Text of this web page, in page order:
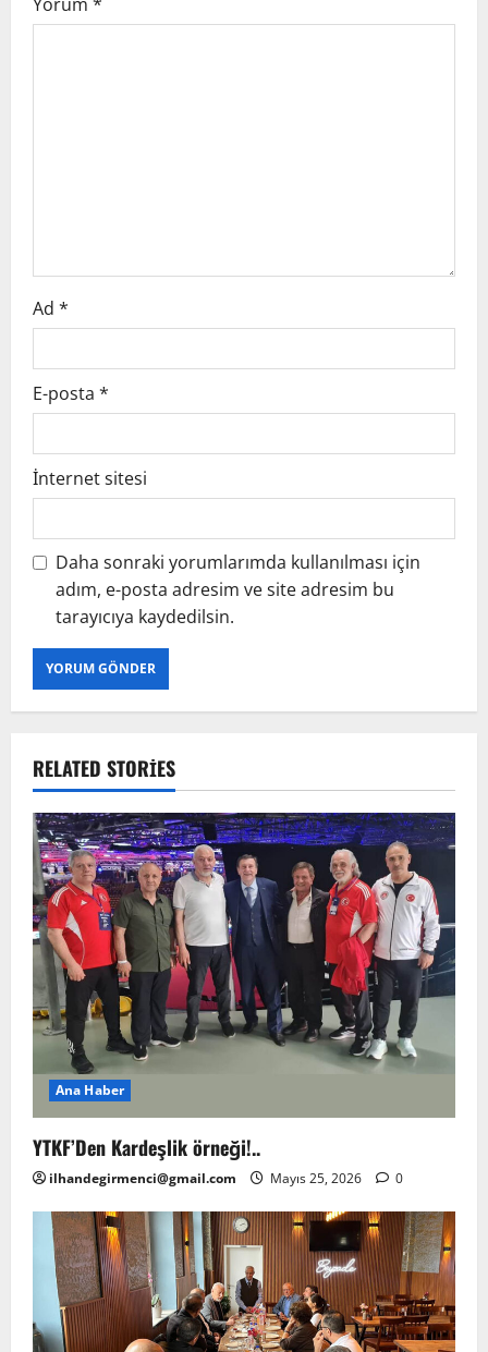
n
Ad *
E-posta *
İnternet sitesi
Daha sonraki yorumlarımda kullanılması için
adım, e-posta adresim ve site adresim bu
tarayıcıya kaydedilsin.
RELATED STORIES
Ana Haber
YTKF’Den Kardeşlik örneği!..
ilhandegirmenci@gmail.com Mayıs 25, 2026 0